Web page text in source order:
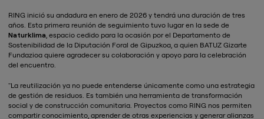
RING inició su andadura en enero de 2026 y tendrá una duración de tres
años. Esta primera reunión de seguimiento tuvo lugar en la sede de
Naturklima, espacio cedido para la ocasión por el Departamento de
Sostenibilidad de la Diputación Foral de Gipuzkoa, a quien BATUZ Gizarte
Fundazioa quiere agradecer su colaboración y apoyo para la celebración
del encuentro.
"La reutilización ya no puede entenderse únicamente como una estrategia
de gestión de residuos. Es también una herramienta de transformación
social y de construcción comunitaria. Proyectos como RING nos permiten
compartir conocimiento, aprender de otras experiencias y generar alianzas